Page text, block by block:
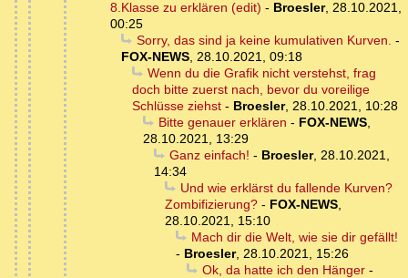
8.Klasse zu erklären (edit) - Broesler, 28.10.2021,
00:25
Sorry, das sind ja keine kumulativen Kurven. -
FOX-NEWS, 28.10.2021, 09:18
Wenn du die Grafik nicht verstehst, frag
doch bitte zuerst nach, bevor du voreilige
Schlüsse ziehst - Broesler, 28.10.2021, 10:28
Bitte genauer erklären - FOX-NEWS,
28.10.2021, 13:29
Ganz einfach! - Broesler, 28.10.2021,
14:34
Und wie erklärst du fallende Kurven?
Zombifizierung? - FOX-NEWS,
28.10.2021, 15:10
Mach dir die Welt, wie sie dir gefällt!
- Broesler, 28.10.2021, 15:26
Ok, da hatte ich den Hänger-